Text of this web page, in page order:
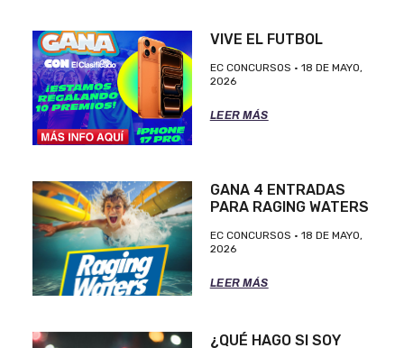
VIVE EL FUTBOL
EC CONCURSOS
18 DE MAYO,
2026
LEER MÁS
GANA 4 ENTRADAS
PARA RAGING WATERS
EC CONCURSOS
18 DE MAYO,
2026
LEER MÁS
¿QUÉ HAGO SI SOY